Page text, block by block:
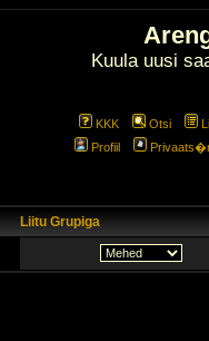
Kuula uusi
KKK Otsi
Profiil
Liitu Grupiga